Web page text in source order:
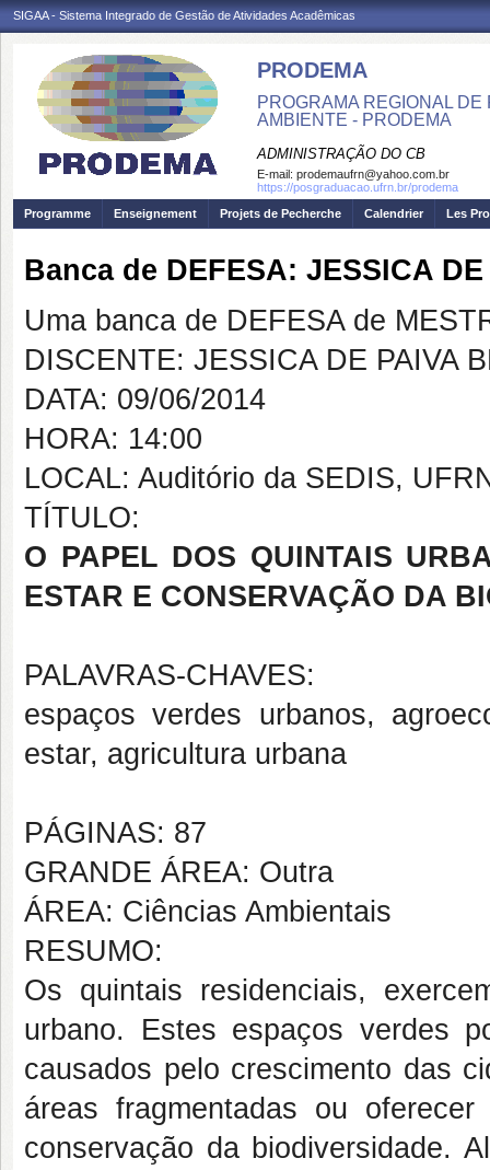
SIGAA - Sistema Integrado de Gestão de Atividades Acadêmicas
PRODEMA
PROGRAMA REGIONAL
AMBIENTE - PRODEMA
ADMINISTRAÇÃO DO CB
E-mail: prodemaufrn@yahoo.com.br
https://posgraduacao.ufrn.br/prodema
Programme
Enseignement Projets de Pecherche Calendrier Les
Banca de DEFESA: JESSICA
Uma banca de DEFESA de
DISCENTE: JESSICA DE PAIVA
DATA: 09/06/2014
HORA: 14:00
LOCAL: Auditório da SEDIS,
TÍTULO:
O PAPEL DOS QUINTAIS
ESTAR E CONSERVAÇÃO DA
PALAVRAS-CHAVES:
espaços verdes urbanos,
estar, agricultura urbana
PÁGINAS: 87
GRANDE ÁREA: Outra
ÁREA: Ciências Ambientais
RESUMO:
Os quintais residenciais,
urbano. Estes espaços verdes
causados pelo crescimento das
áreas fragmentadas ou
conservação da biodiversidade.